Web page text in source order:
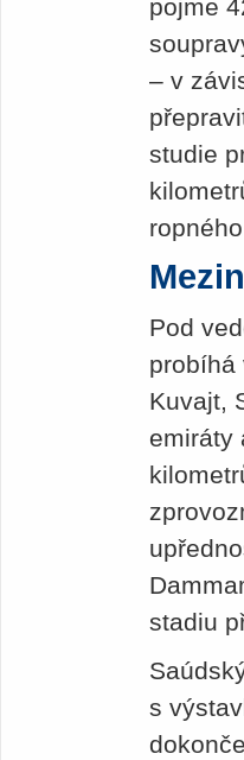
pojme
– v
studie
Pod
probíhá
Kuvajt,
emiráty
stadiu
s